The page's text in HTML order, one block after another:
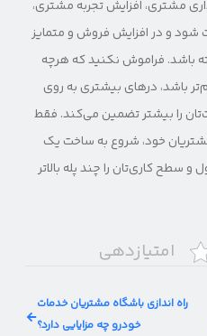
مشتری، افزایش تجربه مشتری،
شود و در افزایش فروش و متمایز
باشد. فراموش نکنید که هرچه
باشد، درهای بیشتری به روی
را بیشتر تضمین می‌کند. فقط
خود، شروع به ساخت یک
سطح کاری‌تان را چند پله بالاتر
امتیازدهی
راه اندازی باشگاه مشتریان خدمات
خودرو چه مزایایی دارد؟